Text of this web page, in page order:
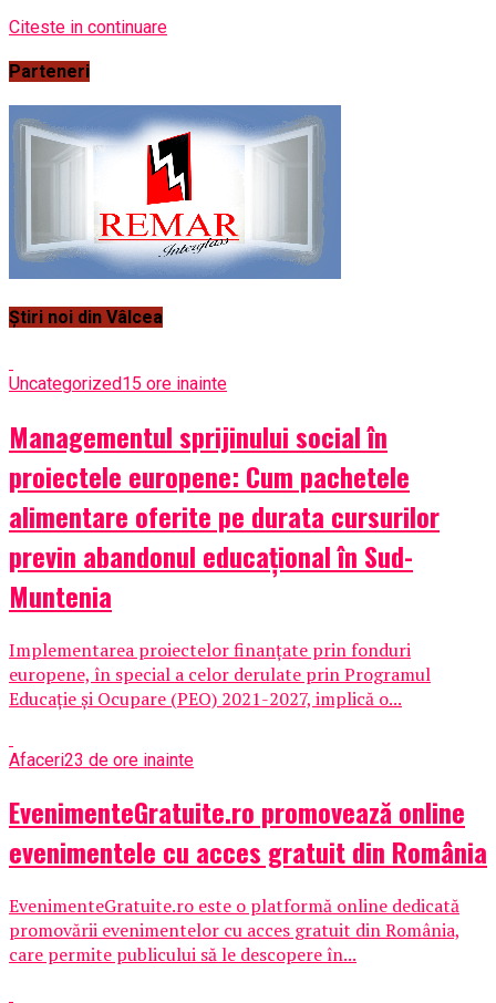
Citeste in continuare
Parteneri
Știri noi din Vâlcea
Uncategorized15 ore inainte
Managementul sprijinului social în
proiectele europene: Cum pachetele
alimentare oferite pe durata cursurilor
previn abandonul educațional în Sud-
Muntenia
Implementarea proiectelor finanțate prin fonduri
europene, în special a celor derulate prin Programul
Educație și Ocupare (PEO) 2021-2027, implică o...
Afaceri23 de ore inainte
EvenimenteGratuite.ro promovează online
evenimentele cu acces gratuit din România
EvenimenteGratuite.ro este o platformă online dedicată
promovării evenimentelor cu acces gratuit din România,
care permite publicului să le descopere în...